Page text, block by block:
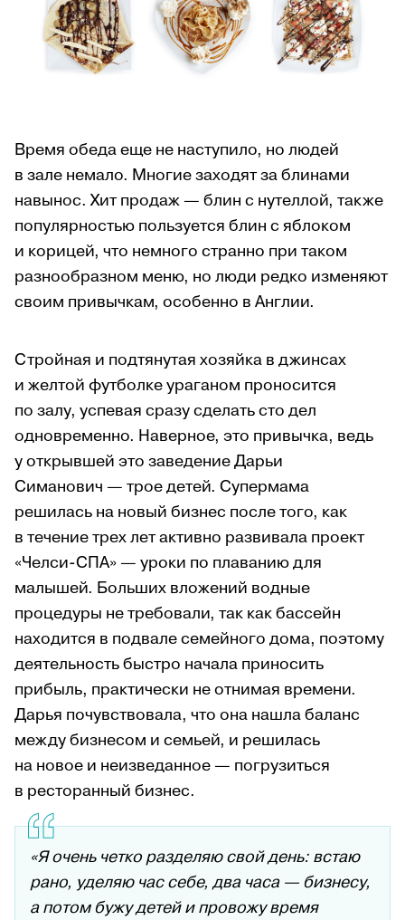
Время обеда еще не наступило, но людей
в зале немало. Многие заходят за блинами
навынос. Хит продаж — блин с нутеллой, также
популярностью пользуется блин с яблоком
и корицей, что немного странно при таком
разнообразном меню, но люди редко изменяют
своим привычкам, особенно в Англии.
Стройная и подтянутая хозяйка в джинсах
и желтой футболке ураганом проносится
по залу, успевая сразу сделать сто дел
одновременно. Наверное, это привычка, ведь
у открывшей это заведение Дарьи
Симанович — трое детей. Супермама
решилась на новый бизнес после того, как
в течение трех лет активно развивала проект
«Челси-СПА» — уроки по плаванию для
малышей. Больших вложений водные
процедуры не требовали, так как бассейн
находится в подвале семейного дома, поэтому
деятельность быстро начала приносить
прибыль, практически не отнимая времени.
Дарья почувствовала, что она нашла баланс
между бизнесом и семьей, и решилась
на новое и неизведанное — погрузиться
в ресторанный бизнес.
«Я очень четко разделяю свой день: встаю
рано, уделяю час себе, два часа — бизнесу,
а потом бужу детей и провожу время